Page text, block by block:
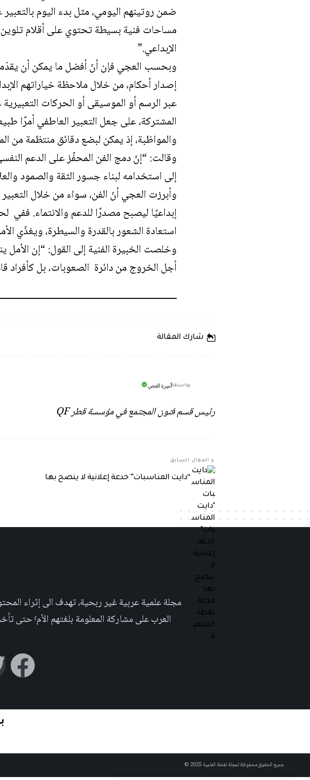
ضمن روتينهم اليومي، مثل بدء اليوم
مساحات فنية بسيطة تحتوي على أقلام تلوين
الإبداعي.”
وبحسب العجي فإن أنّ أفضل ما يمكن أن يقدّمه
إصدار أحكام، من خلال ملاحظة خياراتهم
عبر الرسم أو الموسيقى أو الحركات
المشتركة، على جعل التعبير العاطفي أمرًا
والمواظبة، إذ يمكن لبضع دقائق منتظمة من
وقالت: “إنّ دمج الفن المحفِّز على الدعم
إلى استخدامه لبناء جسور الثقة والصمود
وأبرزت العجي أنّ الفن، سواء من خلال
إبداعيًا ليصبح مصدرًا للدعم والانتماء.
استعادة الشعور بالقدرة والسيطرة، ويغذّي
وخلصت الخبيرة الفنية إلى القول: “إن
أجل الخروج من دائرة الصعوبات، بل كأفراد
شارك المقالة
بواسطةأميرة العجي
رئيس قسم فنون المجتمع في مؤسسة قطر QF
المقال السابق
“دايت المناسبات” خدعة إعلانية لا ينصح بها
العرب على مشاركة المعلومة بلغتهم الأم٬ حتى تأخد هذه اللغة دوراً اكبر على صعيد العلوم التجريبية والإجتماعية.
جميع الحقوق محفوظة لمجلة نقطة العلمية 2025 ©